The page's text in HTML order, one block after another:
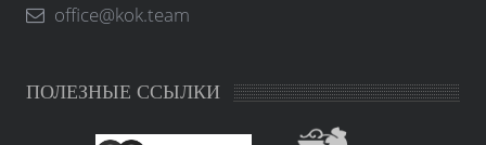
office@kok.team
ПОЛЕЗНЫЕ ССЫЛКИ